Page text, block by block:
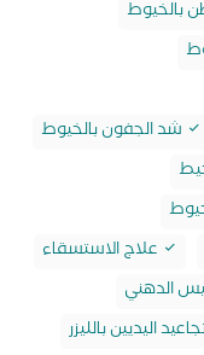
بالخيوط
شد الجفون بالخيوط
علاج الاستسقاء
الدهني
اليديين بالليزر